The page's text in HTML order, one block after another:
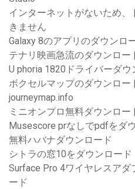
インターネットがないため
きません
Galaxy 8のアプリのダウンロ
テナリ映画急流のダウンロー
U phoria 1820ドライバーダウ
ボクセルマップのダウンロー
journeymap.info
ミニオンプロ無料ダウンロー
Musescore prなしでpdfをダ
無料ハバナダウンロード
シトラの窓10をダウンロード
Surface Pro 4ワイヤレスア
ード